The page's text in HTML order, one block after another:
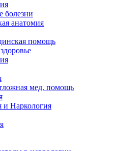
болезни
анатомия
помощь
мед. помощь
и Наркология